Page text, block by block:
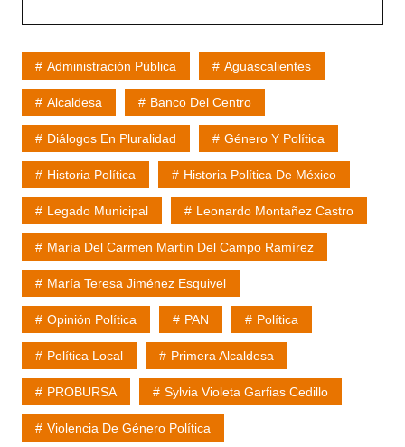
Administración Pública Aguascalientes
Alcaldesa Banco Del Centro
Diálogos En Pluralidad Género Y Política
Historia Política Historia Política De México
Legado Municipal Leonardo Montañez Castro
María Del Carmen Martín Del Campo Ramírez
María Teresa Jiménez Esquivel
Opinión Política PAN Política
Política Local Primera Alcaldesa
PROBURSA Sylvia Violeta Garfias Cedillo
Violencia De Género Política